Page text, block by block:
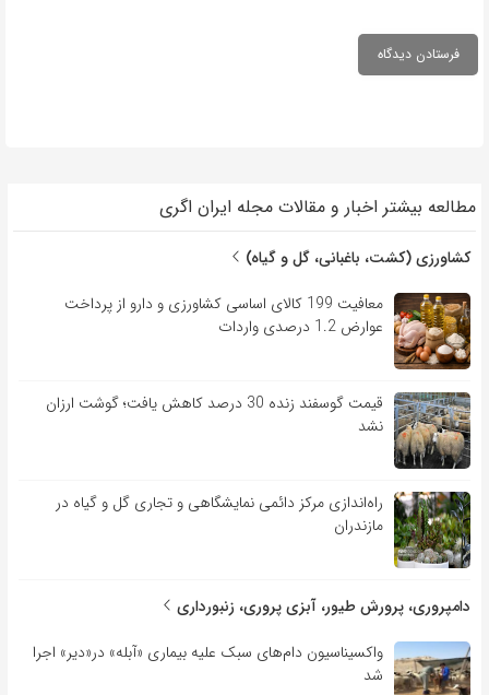
مطالعه بیشتر اخبار و مقالات مجله ایران اگری
کشاورزی (کشت، باغبانی، گل و گیاه)
معافیت 199 کالای اساسی کشاورزی و دارو از پرداخت
عوارض 1.2 درصدی واردات
قیمت گوسفند زنده 30 درصد کاهش یافت؛ گوشت ارزان
نشد
راه‌اندازی مرکز دائمی نمایشگاهی و تجاری گل و گیاه در
مازندران
دامپروری، پرورش طیور، آبزی پروری، زنبورداری
واکسیناسیون دام‌های سبک علیه بیماری «آبله» در«دیر» اجرا
شد